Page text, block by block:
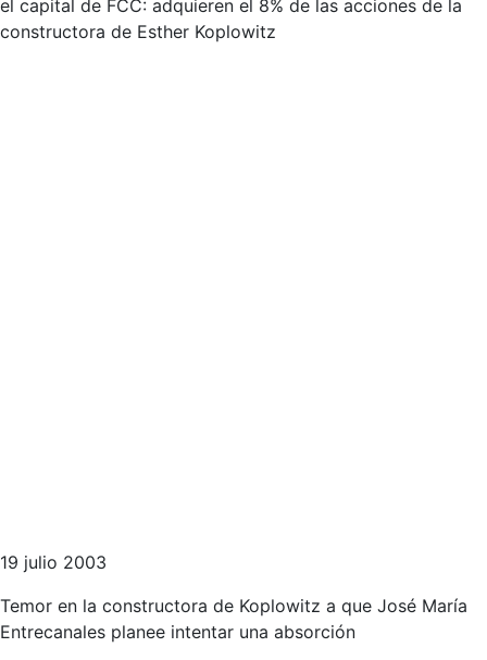
el capital de FCC: adquieren el 8% de las acciones de la
constructora de Esther Koplowitz
19 julio 2003
Temor en la constructora de Koplowitz a que José María
Entrecanales planee intentar una absorción